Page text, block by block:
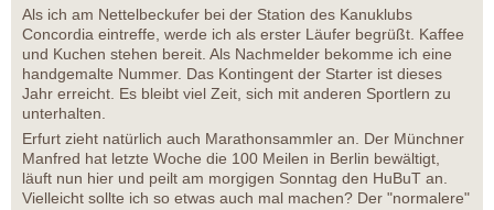
Als ich am Nettelbeckufer bei der Station des Kanuklubs
Concordia eintreffe, werde ich als erster Läufer begrüßt. Kaffee
und Kuchen stehen bereit. Als Nachmelder bekomme ich eine
handgemalte Nummer. Das Kontingent der Starter ist dieses
Jahr erreicht. Es bleibt viel Zeit, sich mit anderen Sportlern zu
unterhalten.
Erfurt zieht natürlich auch Marathonsammler an. Der Münchner
Manfred hat letzte Woche die 100 Meilen in Berlin bewältigt,
läuft nun hier und peilt am morgigen Sonntag den HuBuT an.
Vielleicht sollte ich so etwas auch mal machen? Der "normalere"